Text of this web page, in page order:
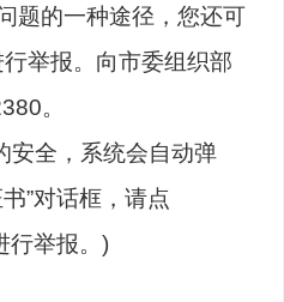
题的一种途径，您还可
举报。向市委组织部
。
安全，系统会自动弹
”对话框，请点
行举报。)